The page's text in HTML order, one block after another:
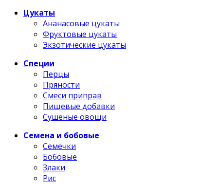
Цукаты
Ананасовые цукаты
Фруктовые цукаты
Экзотические цукаты
Специи
Перцы
Пряности
Смеси приправ
Пищевые добавки
Сушеные овощи
Семена и бобовые
Семечки
Бобовые
Злаки
Рис